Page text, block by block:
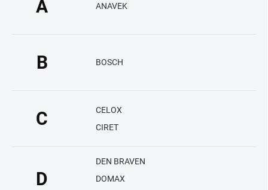
A ANAVEK
B BOSCH
C
CELOX
CIRET
D
DEN BRAVEN
DOMAX